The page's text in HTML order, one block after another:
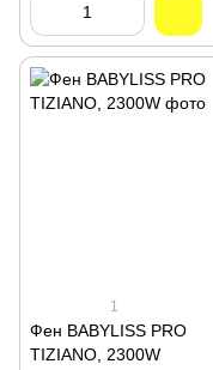
1
Фен BABYLISS PRO
TIZIANO, 2300W